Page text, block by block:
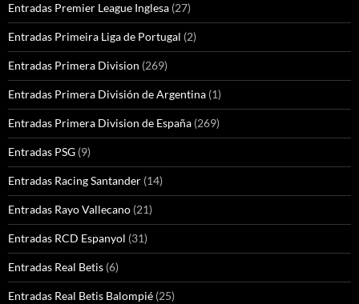
Entradas Premier League Inglesa (27)
Entradas Primeira Liga de Portugal (2)
Entradas Primera Division (269)
Entradas Primera División de Argentina (1)
Entradas Primera Division de España (269)
Entradas PSG (9)
Entradas Racing Santander (14)
Entradas Rayo Vallecano (21)
Entradas RCD Espanyol (31)
Entradas Real Betis (6)
Entradas Real Betis Balompié (25)